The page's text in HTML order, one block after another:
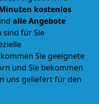
kostenlos
alle Angebote
sind für Sie
Sie geeignete
und Sie bekommen
uns geliefert für den